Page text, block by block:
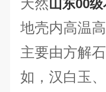
天然山东00
地壳内高温
主要由方解
如，汉白玉